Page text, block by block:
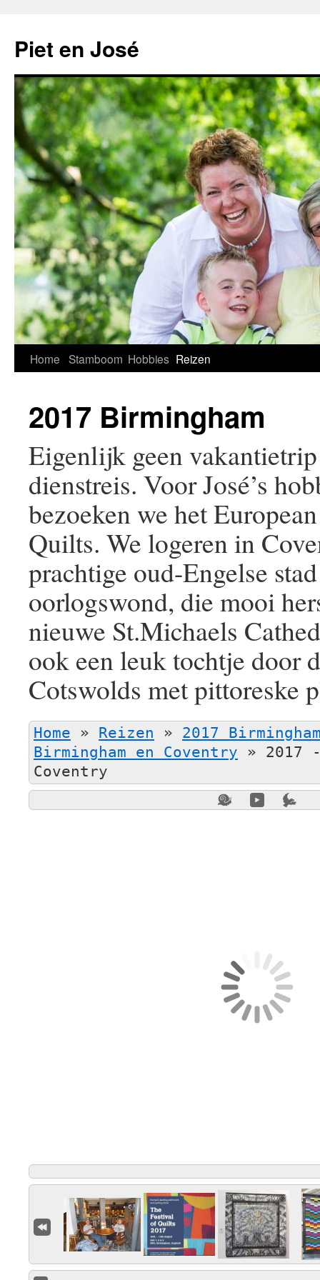
de
inhoud
Piet en José
Home Stamboom Hobbies Reizen
2017 Birmingham
Eigenlijk geen
dienstreis. Voor José’s
bezoeken we het
Quilts. We logeren in
prachtige oud-Engelse
oorlogswond, die mooi
nieuwe St.Michaels
ook een leuk tochtje door
Cotswolds met pittoreske
Home » Reizen » 2017
Birmingham en Coventry » 2017
Coventry